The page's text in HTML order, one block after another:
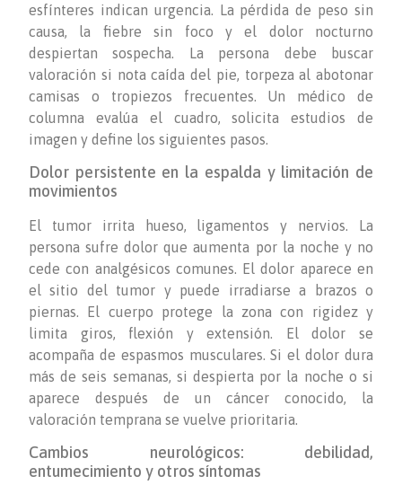
esfínteres indican urgencia. La pérdida de peso sin
causa, la fiebre sin foco y el dolor nocturno
despiertan sospecha. La persona debe buscar
valoración si nota caída del pie, torpeza al abotonar
camisas o tropiezos frecuentes. Un médico de
columna evalúa el cuadro, solicita estudios de
imagen y define los siguientes pasos.
Dolor persistente en la espalda y limitación de
movimientos
El tumor irrita hueso, ligamentos y nervios. La
persona sufre dolor que aumenta por la noche y no
cede con analgésicos comunes. El dolor aparece en
el sitio del tumor y puede irradiarse a brazos o
piernas. El cuerpo protege la zona con rigidez y
limita giros, flexión y extensión. El dolor se
acompaña de espasmos musculares. Si el dolor dura
más de seis semanas, si despierta por la noche o si
aparece después de un cáncer conocido, la
valoración temprana se vuelve prioritaria.
Cambios neurológicos: debilidad,
entumecimiento y otros síntomas